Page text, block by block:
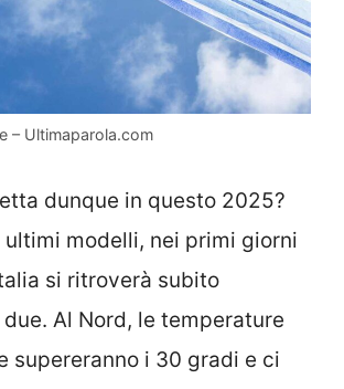
– Ultimaparola.com
dunque in questo 2025?
ultimi modelli, nei primi giorni
si ritroverà subito
Al Nord, le temperature
supereranno i 30 gradi e ci